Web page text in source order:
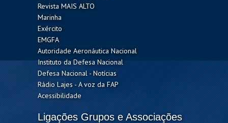
Revista MAIS ALTO
Marinha
Exército
EMGFA
Autoridade Aeronáutica Nacional
Instituto da Defesa Nacional
Defesa Nacional - Notícias
Rádio Lajes - A voz da FAP
Acessibilidade
Ligações Grupos e Associações